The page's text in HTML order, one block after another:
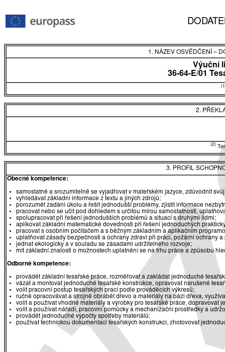
1. NÁZEV OSVĚDČENÍ –
Výuční
36-64-E/01
2.
(2)
3. PROFIL
Obecné kompetence:
samostatně a srozumitelně se vyjadřovat v mateřském jazyce, zdůvodnit
vyhledávat základní informace z textu a jiných zdrojů;
porozumět zadání úkolu a řešit jednodušší problémy, zjistit informace
pracovat nebo se učit pod dohledem s určitou mírou samostatnosti,
spolupracovat při řešení jednodušších problémů a situací s druhými lidmi;
aplikovat základní matematické dovednosti při řešení jednoduchých
pracovat s osobním počítačem a s běžným základním a aplikačním
uplatňovat zásady bezpečnosti a ochrany zdraví při práci, požární ochrany
jednat ekologicky a v souladu se zásadami udržitelného rozvoje;
mít základní znalosti o možnostech uplatnění se na trhu práce a způsobu
Odborné kompetence:
provádět základní tesařské práce, rozměřovat a zakládat jednoduché
vázat a montovat jednoduché tesařské konstrukce, opravovat narušené
volit pracovní postup tesařských prací podle prováděcích výkresů;
ručně opracovávat a strojně obrábět dřevo a materiály na bázi dřeva,
volit a používat vhodné materiály a výrobky pro tesařské práce, dopravovat
volit a používat nářadí, pracovní pomůcky a mechanizační prostředky a
provádět jednoduché výpočty spotřeby materiálů;
používat technickou dokumentaci tesařských konstrukcí, zhotovovat